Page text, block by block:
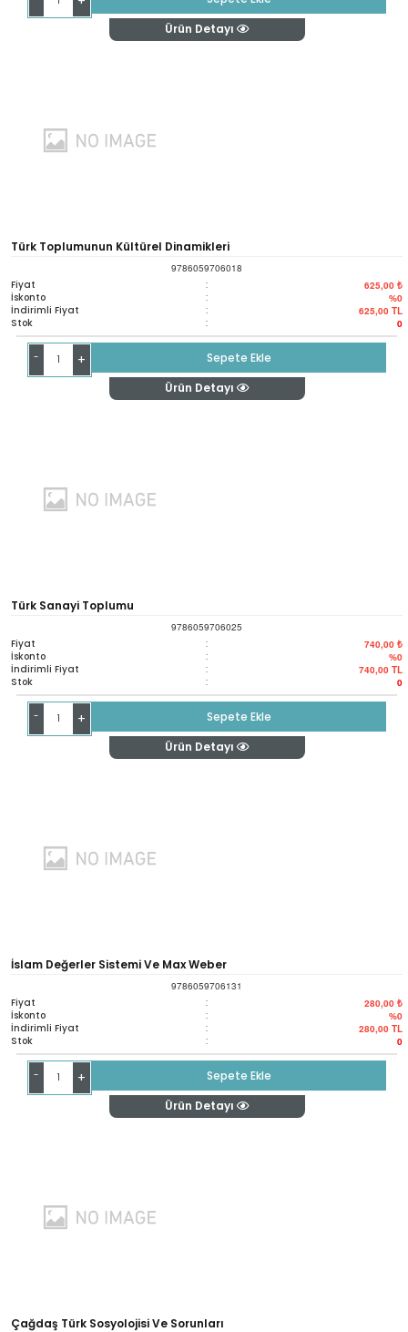
Ürün Detayı
Türk Toplumunun Kültürel Dinamikleri
9786059706018
Fiyat : 625,00 ₺
İskonto : %0
İndirimli Fiyat : 625,00 TL
Stok : 0
- +
Sepete Ekle
Ürün Detayı
Türk Sanayi Toplumu
9786059706025
Fiyat : 740,00 ₺
İskonto : %0
İndirimli Fiyat : 740,00 TL
Stok : 0
- +
Sepete Ekle
Ürün Detayı
İslam Değerler Sistemi Ve Max Weber
9786059706131
Fiyat : 280,00 ₺
İskonto : %0
İndirimli Fiyat : 280,00 TL
Stok : 0
- +
Sepete Ekle
Ürün Detayı
Çağdaş Türk Sosyolojisi Ve Sorunları